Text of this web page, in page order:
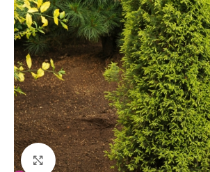
Klikněte pro zvětšení